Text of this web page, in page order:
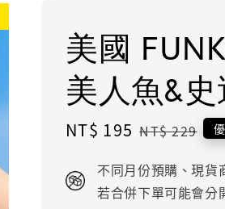
美國
美人魚&
Sale
NT$ 195 Regular
NT$ 229
不同月份預購、現貨
若合併下單可能會分